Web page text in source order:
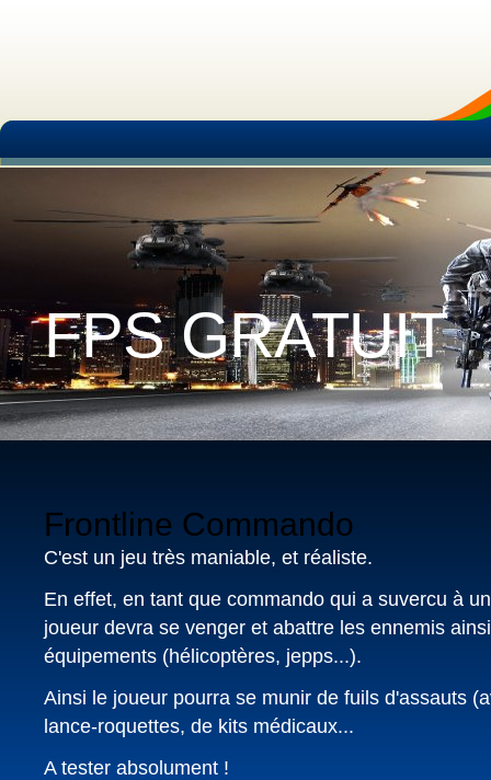
FPS GRATUIT
Frontline Commando
C'est un jeu très maniable, et réaliste.
En effet, en tant que commando qui a suvercu à
joueur devra se venger et abattre les ennemis
équipements (hélicoptères, jepps...).
Ainsi le joueur pourra se munir de fuils d'assauts
lance-roquettes, de kits médicaux...
A tester absolument !